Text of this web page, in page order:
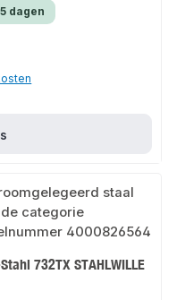
dagen
732TX STAHLWILLE